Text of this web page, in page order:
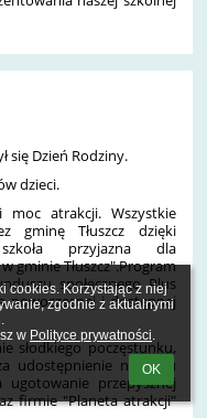
cookies. Korzystając z niej
zgodnie z aktualnymi
w Polityce prywatności.
OK
się Dzień Rodziny.
dzieci.
moc atrakcji. Wszystkie
gminę Tłuszcz dzięki
przyjazna dla
gminie Tłuszcz".Program
społecznego Plus
nowoczesnej i dostępnej
słodkiego poczęstunku,
udostępnienie namiotu
przepysznej
firmie "Planeta atrakcji"